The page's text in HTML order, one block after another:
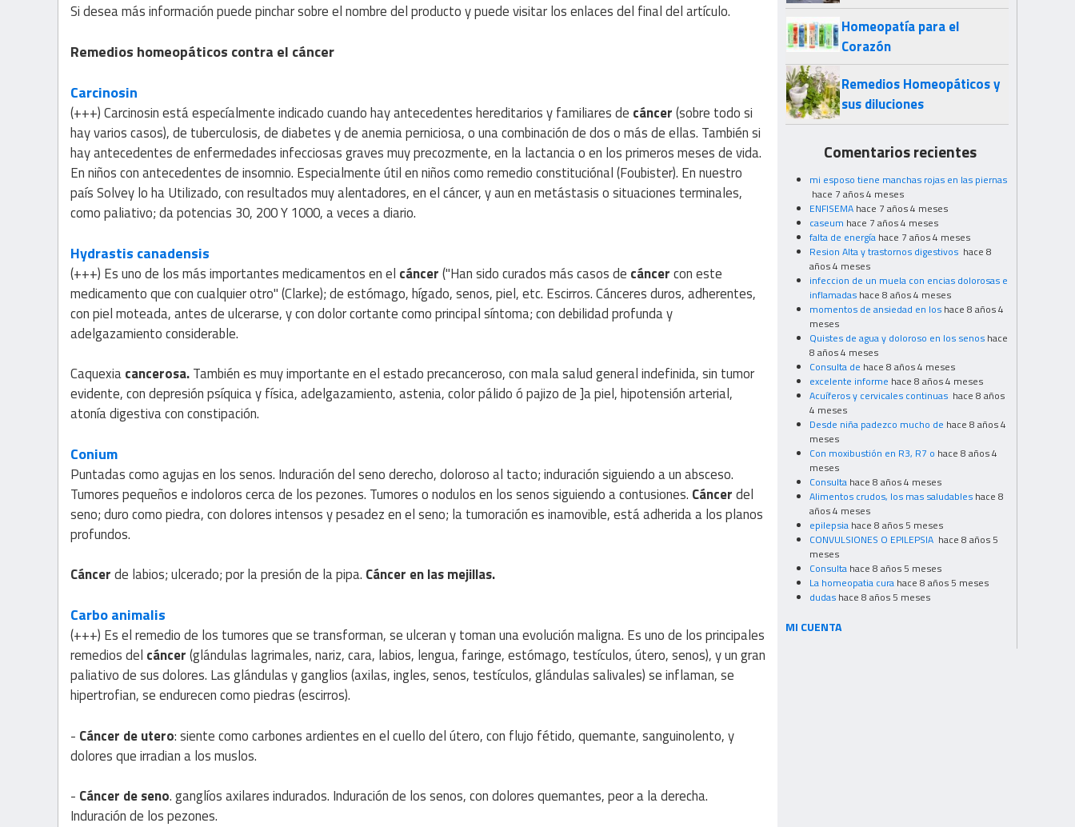
Si desea más información puede pinchar sobre el nombre del producto y puede visitar los enlaces del final del artículo.
Remedios homeopáticos contra el cáncer
Carcinosin
(+++) Carcinosin está especíalmente indicado cuando hay antecedentes hereditarios y familiares de cáncer(sobre todo si
hay varios casos), de tuberculosis, de diabetes y de anemia perniciosa, o una combinación de dos o más de ellas. También si
hay antecedentes de enfermedades infecciosas graves muy precozmente, en la lactancia o en los primeros meses de vida.
En niños con antecedentes de insomnio. Especialmente útil en niños como remedio constituciónal (Foubister). En nuestro
país Solvey lo ha Utilizado, con resultados muy alentadores, en el cáncer, y aun en metástasis o situaciones terminales,
como paliativo; da potencias 30, 200 Y 1000, a veces a diario.
Hydrastis canadensis
(+++) Es uno de los más importantes medicamentos en el cáncer("Han sido curados más casos de cáncercon este
medicamento que con cualquier otro" (Clarke); de estómago, hígado, senos, piel, etc. Escirros. Cánceres duros, adherentes,
con piel moteada, antes de ulcerarse, y con dolor cortante como principal síntoma; con debilidad profunda y
adelgazamiento considerable.
Caquexiacancerosa.También es muy importante en el estado precanceroso, con mala salud general indefinida, sin tumor
evidente, con depresión psíquica y física, adelgazamiento, astenia, color pálido ó pajizo de ]a piel, hipotensión arterial,
atonía digestiva con constipación.
Conium
Puntadas como agujas en los senos. Induración del seno derecho, doloroso al tacto; induración siguiendo a un absceso.
Tumores pequeños e indoloros cerca de los pezones. Tumores o nodulos en los senos siguiendo a contusiones. Cáncerdel
seno; duro como piedra, con dolores intensos y pesadez en el seno; la tumoración es inamovible, está adherida a los planos
profundos.
Cáncerde labios; ulcerado; por la presión de la pipa. Cáncer en las mejillas.
Carbo animalis
(+++) Es el remedio de los tumores que se transforman, se ulceran y toman una evolución maligna. Es uno de los principales
remedios del cáncer(glándulas lagrimales, nariz, cara, labios, lengua, faringe, estómago, testículos, útero, senos), y un gran
paliativo de sus dolores. Las glándulas y ganglios (axilas, ingles, senos, testículos, glándulas salivales) se inflaman, se
hipertrofian, se endurecen como piedras (escirros).
- Cáncer de utero: siente como carbones ardientes en el cuello del útero, con flujo fétido, quemante, sanguinolento, y
dolores que irradian a los muslos.
- Cáncer de seno. ganglíos axilares indurados. Induración de los senos, con dolores quemantes, peor a la derecha.
Induración de los pezones.
Homeopatía para el
Corazón
Remedios Homeopáticos y
sus diluciones
Comentarios recientes
mi esposo tiene manchas rojas en las piernas
hace 7 años 4 meses
ENFISEMA hace 7 años 4 meses
caseum hace 7 años 4 meses
falta de energía hace 7 años 4 meses
Resion Alta y trastornos digestivos hace 8
años 4 meses
infeccion de un muela con encias dolorosas e
inflamadas hace 8 años 4 meses
momentos de ansiedad en los hace 8 años 4
meses
Quistes de agua y doloroso en los senos hace
8 años 4 meses
Consulta de hace 8 años 4 meses
excelente informe hace 8 años 4 meses
Acuíferos y cervicales continuas hace 8 años
4 meses
Desde niña padezco mucho de hace 8 años 4
meses
Con moxibustión en R3, R7 o hace 8 años 4
meses
Consulta hace 8 años 4 meses
Alimentos crudos, los mas saludables hace 8
años 4 meses
epilepsia hace 8 años 5 meses
CONVULSIONES O EPILEPSIA hace 8 años 5
meses
Consulta hace 8 años 5 meses
La homeopatia cura hace 8 años 5 meses
dudas hace 8 años 5 meses
MI CUENTA